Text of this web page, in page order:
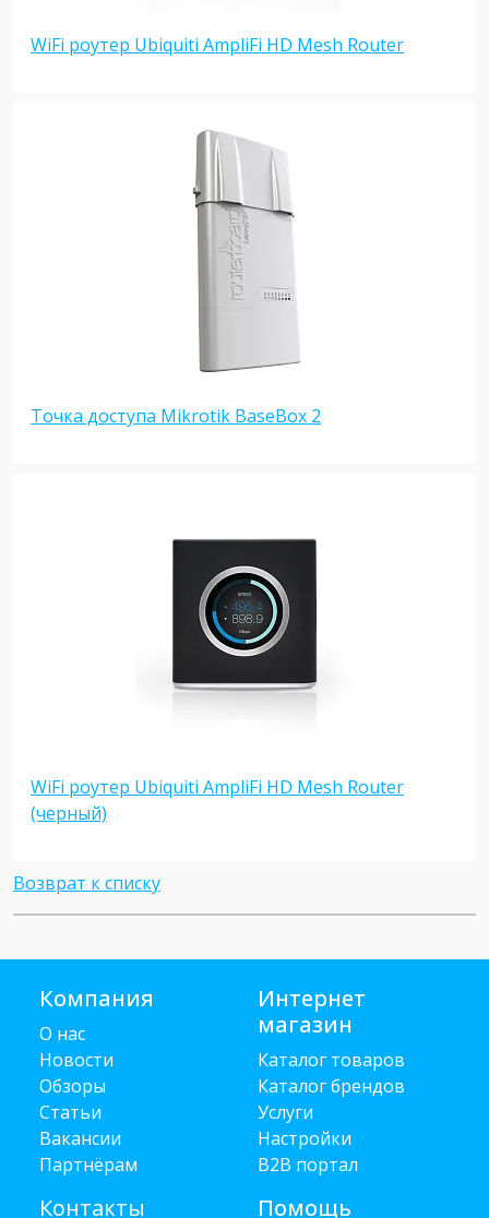
WiFi роутер Ubiquiti AmpliFi HD Mesh Router
Точка доступа Mikrotik BaseBox 2
WiFi роутер Ubiquiti AmpliFi HD Mesh Router
(черный)
Возврат к списку
Компания
О нас
Новости
Обзоры
Статьи
Вакансии
Партнёрам
Контакты
Интернет
магазин
Каталог товаров
Каталог брендов
Услуги
Настройки
B2B портал
Помощь